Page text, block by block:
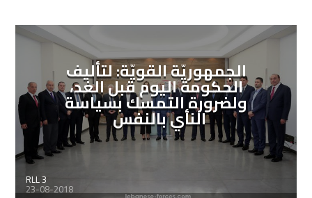
الجمهوريّة القويّة: لتأليف
الحكومة اليوم قبل الغد،
ولضرورة التمسك بسياسة
النأي بالنفس
RLL 3
23-08-2018